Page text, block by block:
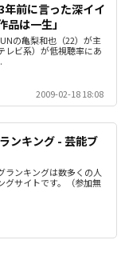
前に言った深イイ
は一生」
の亀梨和也（22）が主
レビ系）が低視聴率にあ
2009-02-18 18:08
ンキング - 芸能ブ
ランキングは数多くの人
グサイトです。（参加無